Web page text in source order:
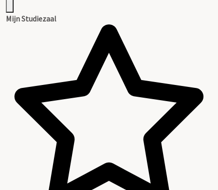
Mijn Studiezaal